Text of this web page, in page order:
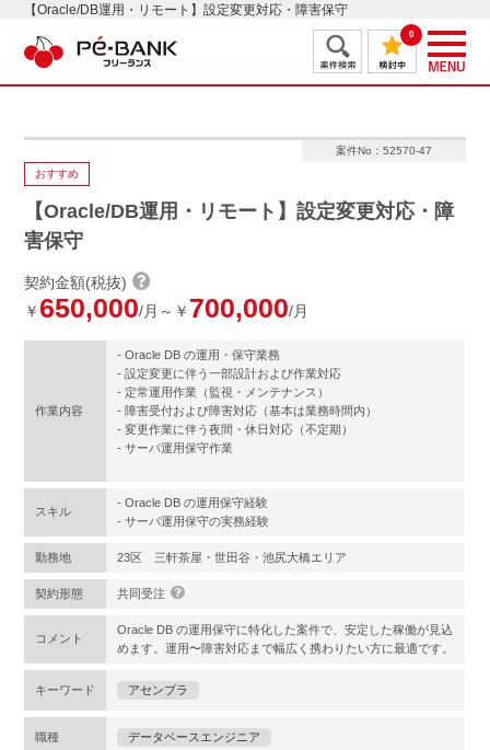
【Oracle/DB運用・リモート】設定変更対応・障害保守
0
案件No：52570-47
おすすめ
【Oracle/DB運用・リモート】設定変更対応・障
害保守
契約金額(税抜)
￥ 650,000/月～￥ 700,000/月
作業内容
- Oracle DB の運用・保守業務
- 設定変更に伴う一部設計および作業対応
- 定常運用作業（監視・メンテナンス）
- 障害受付および障害対応（基本は業務時間内）
- 変更作業に伴う夜間・休日対応（不定期）
- サーバ運用保守作業
スキル
- Oracle DB の運用保守経験
- サーバ運用保守の実務経験
勤務地 23区 三軒茶屋・世田谷・池尻大橋エリア
契約形態 共同受注
コメント
Oracle DB の運用保守に特化した案件で、安定した稼働が見込
めます。運用〜障害対応まで幅広く携わりたい方に最適です。
キーワード アセンブラ
職種 データベースエンジニア